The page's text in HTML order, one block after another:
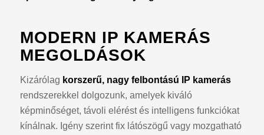
MODERN IP KAMERÁS
MEGOLDÁSOK
Kizárólag korszerű, nagy felbontású IP kamerás
rendszerekkel dolgozunk, amelyek kiváló
képminőséget, távoli elérést és intelligens funkciókat
kínálnak. Igény szerint fix látószögű vagy mozgatható